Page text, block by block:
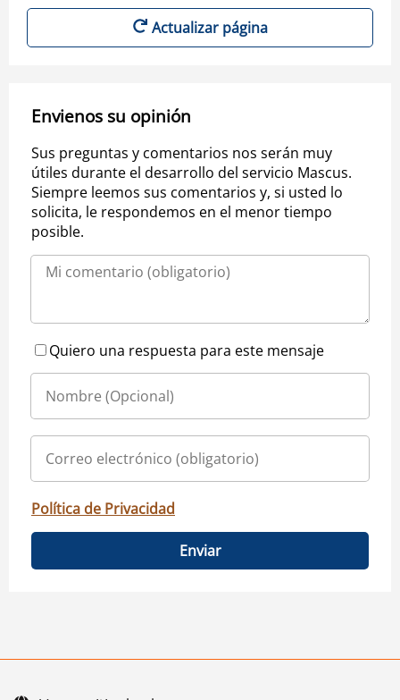
Actualizar página
Envienos su opinión
Sus preguntas y comentarios nos serán muy
útiles durante el desarrollo del servicio Mascus.
Siempre leemos sus comentarios y, si usted lo
solicita, le respondemos en el menor tiempo
posible.
Quiero una respuesta para este mensaje
Política de Privacidad
Enviar